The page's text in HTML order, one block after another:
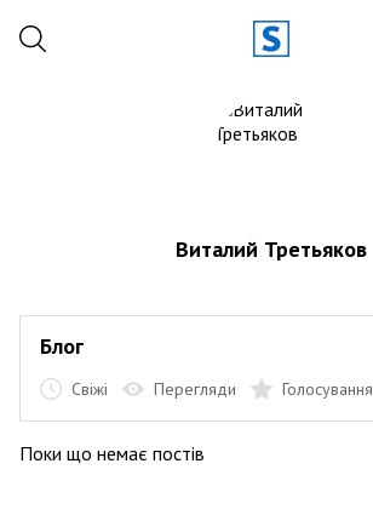
Виталий Третьяков
Блог
Свіжі Перегляди Голосування
Поки що немає постів